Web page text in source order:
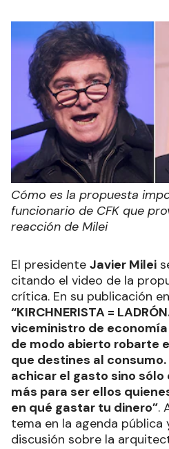
Cómo es la propuesta
funcionario de CFK que
reacción de Milei
El presidente Javier Milei
citando el video de la
crítica. En su publicación
“KIRCHNERISTA =
viceministro de
de modo abierto robarte
que destines al
achicar el gasto sino
más para ser ellos
en qué gastar tu dinero”.
tema en la agenda pública
discusión sobre la